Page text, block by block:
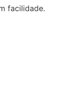
facilidade.